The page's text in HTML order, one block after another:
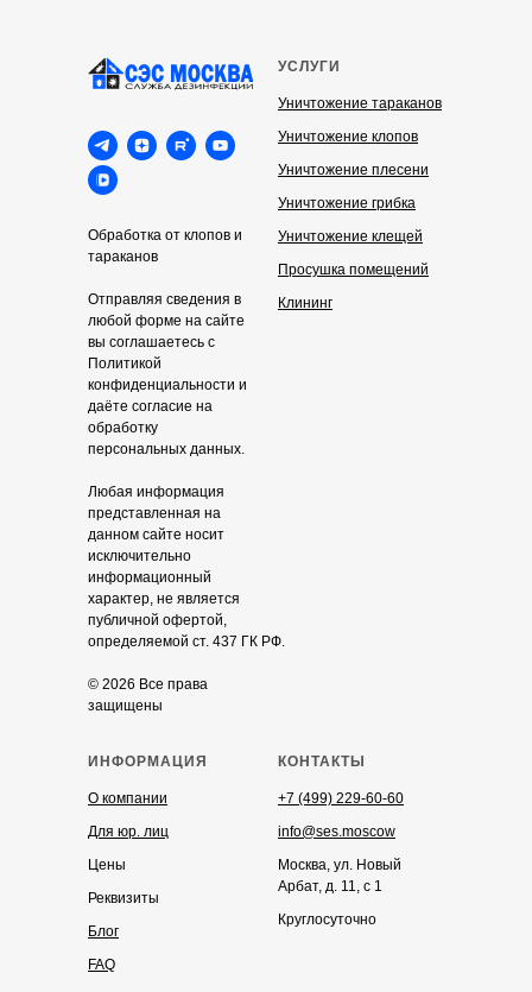
Обработка от клопов и
тараканов
Отправляя сведения в
любой форме на сайте
вы соглашаетесь с
Политикой
конфиденциальности и
даёте согласие на
обработку
персональных данных.
Любая информация
представленная на
данном сайте носит
исключительно
информационный
характер, не является
публичной офертой,
определяемой ст. 437 ГК РФ.
© 2026 Все права
защищены
УСЛУГИ
Уничтожение тараканов
Уничтожение клопов
Уничтожение плесени
Уничтожение грибка
Уничтожение клещей
Просушка помещений
Клининг
ИНФОРМАЦИЯ
О компании
Для юр. лиц
Цены
Реквизиты
Блог
FAQ
КОНТАКТЫ
+7 (499) 229-60-60
info@ses.moscow
Москва, ул. Новый
Арбат, д. 11, с 1
Круглосуточно